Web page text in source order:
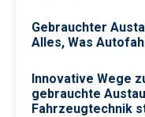
Gebrauchter
Alles, Was
Innovative Wege
gebrauchte
Fahrzeugtechnik